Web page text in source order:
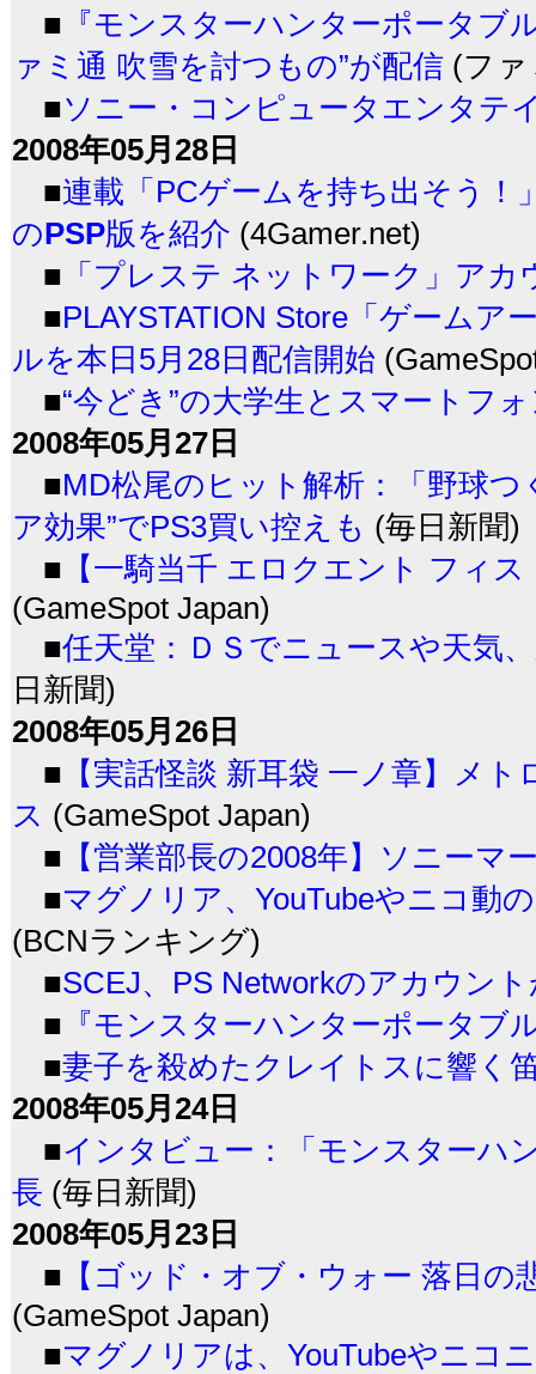
■ 『モンスターハンターポータブ
ァミ通 吹雪を討つもの”が配信 (ファ
■ソニー・コンピュータエンタテ
2008年05月28日
■連載「PCゲームを持ち出そう！
のPSP版を紹介 (4Gamer.net)
■ 「プレステ ネットワーク」アカ
■PLAYSTATION Store「ゲーム
ルを本日5月28日配信開始
■“今どき”の大学生とスマートフ
2008年05月27日
■MD松尾のヒット解析：「野球
ア効果”でPS3買い控えも (毎日新聞)
■ 【一騎当千 エロクエント フィ
(GameSpot Japan)
■任天堂：ＤＳでニュースや天気
日新聞)
2008年05月26日
■ 【実話怪談 新耳袋 一ノ章】メト
ス (GameSpot Japan)
■ 【営業部長の2008年】ソニーマ
■マグノリア、YouTubeやニコ動
(BCNランキング)
■SCEJ、PS Networkのアカウン
■ 『モンスターハンターポータブ
■妻子を殺めたクレイトスに響く
2008年05月24日
■インタビュー：「モンスターハ
長 (毎日新聞)
2008年05月23日
■ 【ゴッド・オブ・ウォー 落日
(GameSpot Japan)
■マグノリアは、YouTubeやニコ